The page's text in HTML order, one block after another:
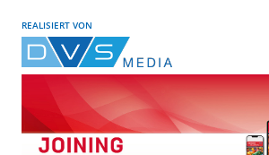
REALISIERT VON